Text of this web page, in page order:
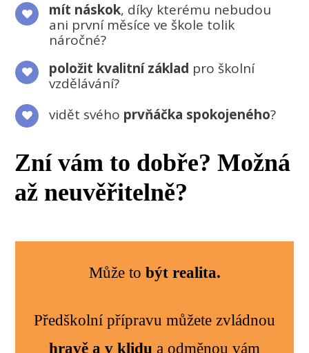
mít náskok, díky kterému nebudou
ani první měsíce ve škole tolik
náročné?
položit kvalitní základ pro školní
vzdělávání?
vidět svého prvňáčka spokojeného?
Zní vám to dobře? Možná
až neuvěřitelně?
Může to být realita.
Předškolní přípravu můžete zvládnou
hravě a v klidu a odměnou vám